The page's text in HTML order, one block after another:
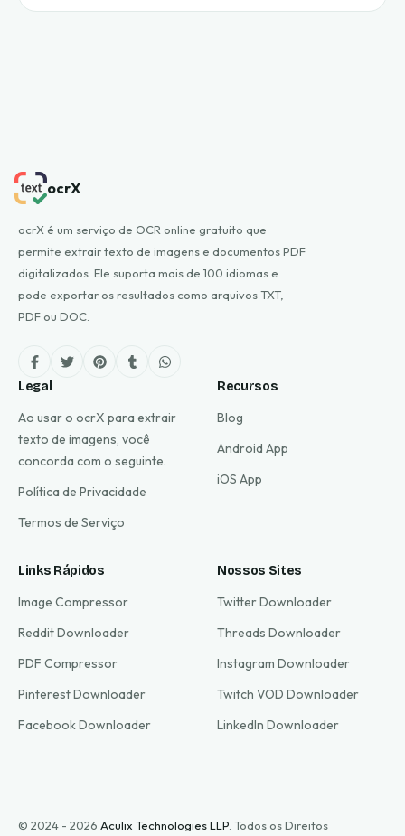
ocrX
ocrX é um serviço de OCR online gratuito que
permite extrair texto de imagens e documentos PDF
digitalizados. Ele suporta mais de 100 idiomas e
pode exportar os resultados como arquivos TXT,
PDF ou DOC.
Legal
Ao usar o ocrX para extrair
texto de imagens, você
concorda com o seguinte.
Política de Privacidade
Termos de Serviço
Recursos
Blog
Android App
iOS App
Links Rápidos
Image Compressor
Reddit Downloader
PDF Compressor
Pinterest Downloader
Facebook Downloader
Nossos Sites
Twitter Downloader
Threads Downloader
Instagram Downloader
Twitch VOD Downloader
LinkedIn Downloader
© 2024 - 2026 Aculix Technologies LLP Todos os Direitos